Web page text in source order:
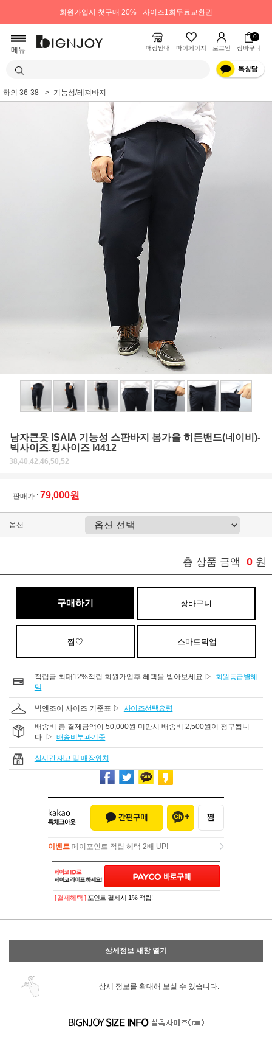
회원가입시 첫구매 20% 사이즈1회무료교환권
메뉴 매장안내 마이페이지 로그인
0
장바구니
하의 36-38 기능성/레져바지
남자큰옷 ISAIA 기능성 스판바지 봄가을 히든밴드(네이비)-
빅사이즈.킹사이즈 I4412
38,40,42,46,50,52
판매가 : 79,000원
옵션
총 상품 금액 0 원
구매하기 장바구니
찜♡ 스마트픽업
적립금 최대12%적립 회원가입후 혜택을 받아보세요 ▷
회원등급별혜
택
빅앤조이 사이즈 기준표 ▷ 사이즈선택요령
배송비 총 결제금액이 50,000원 미만시 배송비 2,500원이 청구됩니
다. ▷ 배송비부과기준
실시간 재고 및 매장위치
이벤트 페이포인트 적립 혜택 2배 UP!
이벤트페이포인트 적립 혜택 2배 UP!
[ 결제혜택 ] 포인트 결제시 1% 적립!
상세정보 새창 열기
상세 정보를 확대해 보실 수 있습니다.